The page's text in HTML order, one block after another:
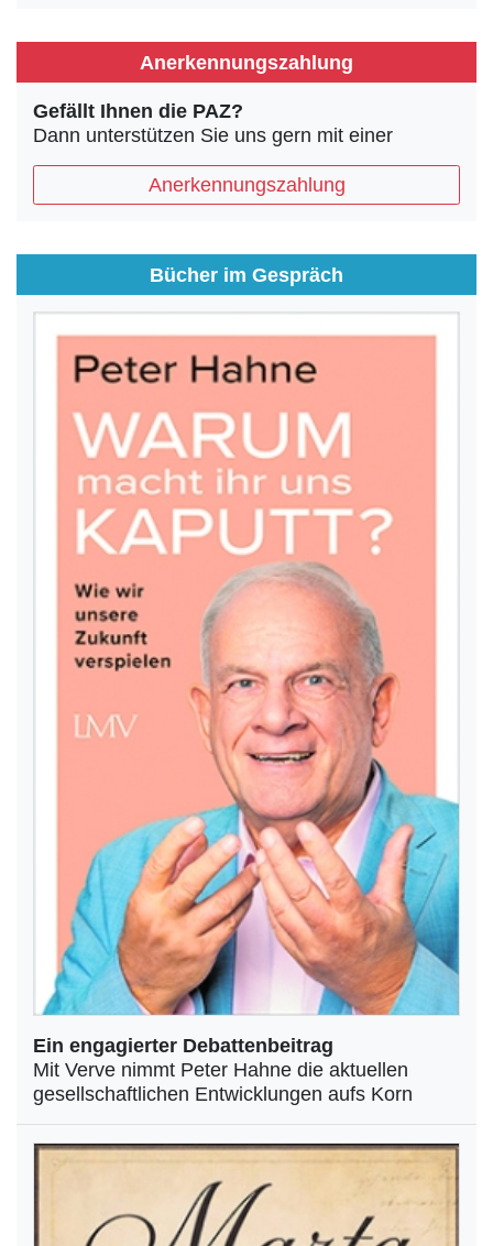
Anerkennungszahlung
Gefällt Ihnen die PAZ?
Dann unterstützen Sie uns gern mit einer
Anerkennungszahlung
Bücher im Gespräch
Ein engagierter Debattenbeitrag
Mit Verve nimmt Peter Hahne die aktuellen
gesellschaftlichen Entwicklungen aufs Korn